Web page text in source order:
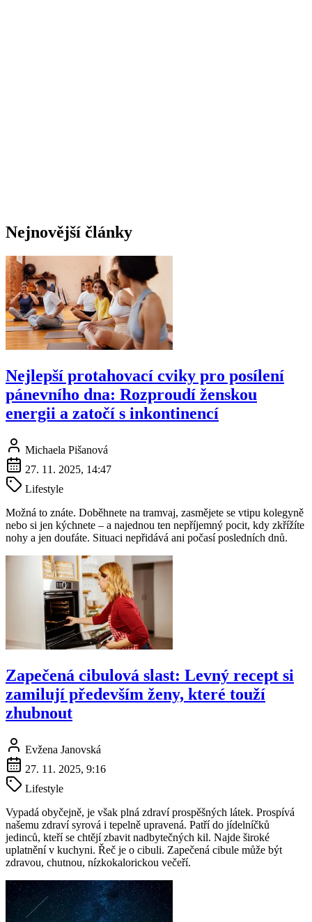
Nejnovější články
Nejlepší protahovací cviky pro posílení
pánevního dna: Rozproudí ženskou
energii a zatočí s inkontinencí
Michaela Pišanová
27. 11. 2025, 14:47
Lifestyle
Možná to znáte. Doběhnete na tramvaj, zasmějete se vtipu kolegyně
nebo si jen kýchnete – a najednou ten nepříjemný pocit, kdy zkřížíte
nohy a jen doufáte. Situaci nepřidává ani počasí posledních dnů.
Zapečená cibulová slast: Levný recept si
zamilují především ženy, které touží
zhubnout
Evžena Janovská
27. 11. 2025, 9:16
Lifestyle
Vypadá obyčejně, je však plná zdraví prospěšných látek. Prospívá
našemu zdraví syrová i tepelně upravená. Patří do jídelníčků
jedinců, kteří se chtějí zbavit nadbytečných kil. Najde široké
uplatnění v kuchyni. Řeč je o cibuli. Zapečená cibule může být
zdravou, chutnou, nízkokalorickou večeří.